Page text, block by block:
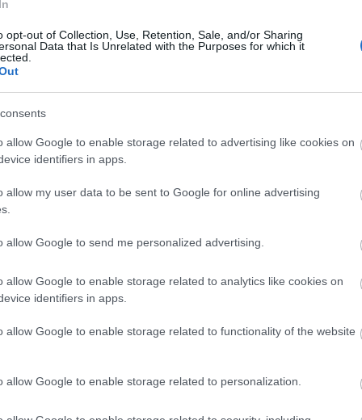
opt-out of Collection, Use, Retention, Sale, and/or Sharing
Data that Is Unrelated with the Purposes for which it
allow Google to enable storage related to advertising like cookies on
identifiers in apps.
allow my user data to be sent to Google for online advertising
allow Google to send me personalized advertising.
allow Google to enable storage related to analytics like cookies on
identifiers in apps.
allow Google to enable storage related to functionality of the website
allow Google to enable storage related to personalization.
partenerul tău se preface că te
care îți arată ce poate merge rău
femei îl va face pe iubitul tău să
la tine
sambata 21 mai 2011, tot la Orange
participantilor si se vor analiza prin
si Banda Foto. La final, vom premia cele
important in aprecierea fotografiilor va fi
atat vizual cat si cu vocea fotografului,
creativa.